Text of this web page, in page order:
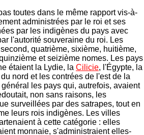
toutes dans le même rapport vis-à-
administrées par le roi et ses
par les indigènes du pays avec
l'autorité souveraine du roi. Les
quatrième, sixième, huitième,
et seizième nomes. Les pays
étaient la Lydie, la Cilicie, l'Égypte, la
nord et les contrées de l'est de la
les pays qui, autrefois, avaient
non sans raisons, les
surveillées par des satrapes, tout en
leurs rois indigènes. Les villes
à cette catégorie : elles
monnaie, s'administraient elles-